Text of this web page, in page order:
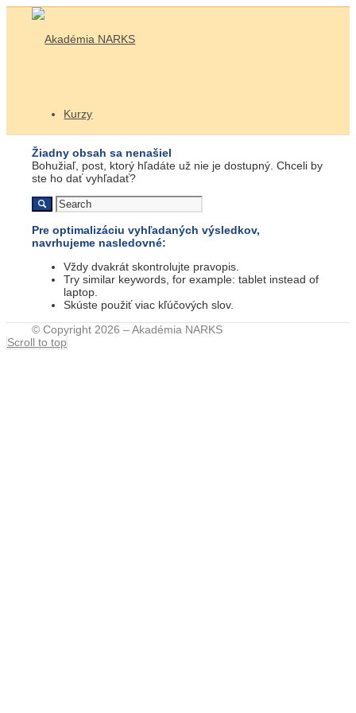
Kurzy
Realitné kurzy
Realitný maklér I bezplatný kurz
Lektor k Vám
Žiadny obsah sa nenašiel
Bohužiaľ, post, ktorý hľadáte už nie je dostupný. Chceli by
ste ho dať vyhľadať?
Pre optimalizáciu vyhľadaných výsledkov,
navrhujeme nasledovné:
Vždy dvakrát skontrolujte pravopis.
Try similar keywords, for example: tablet instead of
laptop.
Skúste použiť viac kľúčových slov.
© Copyright 2026 – Akadémia NARKS
Scroll to top